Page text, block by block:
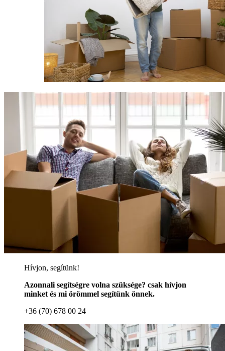
Hívjon, segítünk!
Azonnali segítségre volna szüksége? csak hívjon
minket és mi örömmel segítünk önnek.
+36 (70) 678 00 24